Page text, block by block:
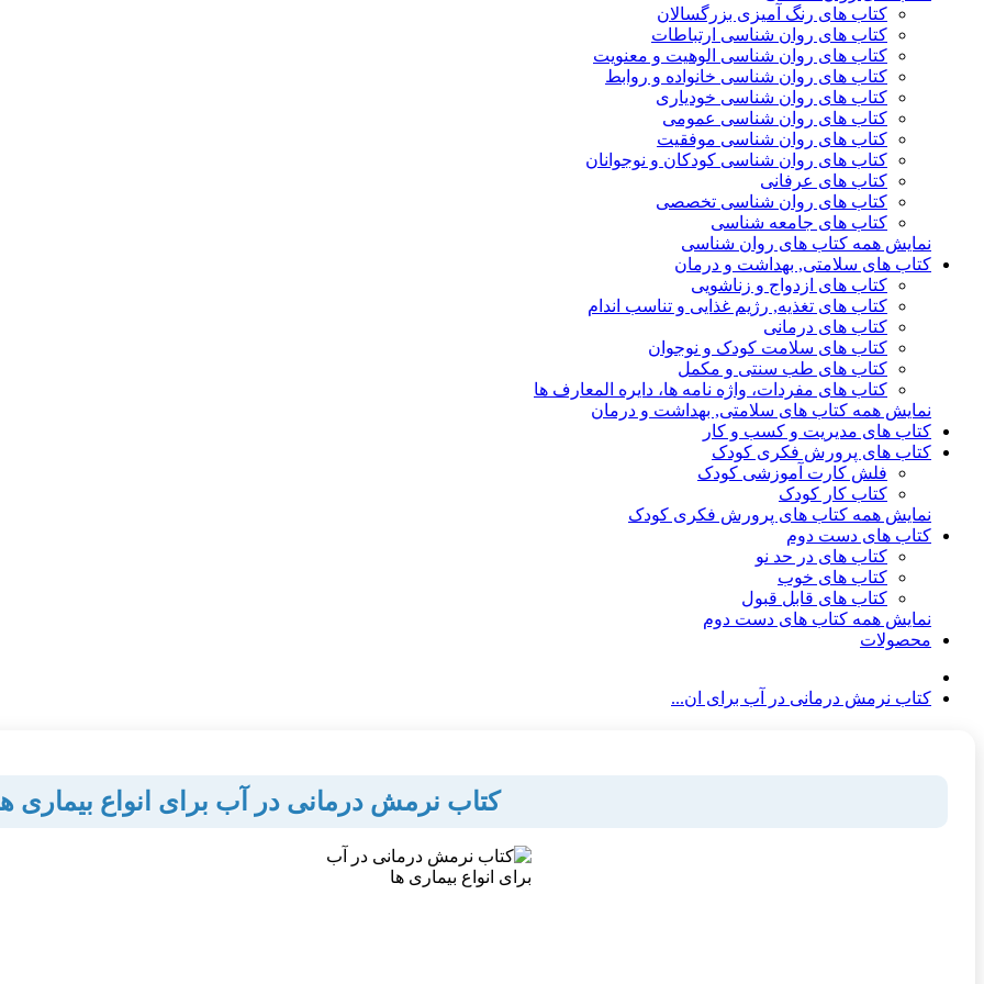
کتاب های رنگ آمیزی بزرگسالان
کتاب های روان شناسی ارتباطات
کتاب های روان شناسی الوهیت و معنویت
کتاب های روان شناسی خانواده و روابط
کتاب های روان شناسی خودیاری
کتاب های روان شناسی عمومی
کتاب های روان شناسی موفقیت
کتاب های روان شناسی کودکان و نوجوانان
کتاب های عرفانی
کتاب های روان شناسی تخصصی
کتاب های جامعه شناسی
نمایش همه کتاب های روان شناسی
کتاب های سلامتی, بهداشت و درمان
کتاب های ازدواج و زناشویی
کتاب های تغذیه, رژیم غذایی و تناسب اندام
کتاب های درمانی
کتاب های سلامت کودک و نوجوان
کتاب های طب سنتی و مکمل
کتاب های مفردات، واژه نامه ها، دایره المعارف ها
نمایش همه کتاب های سلامتی, بهداشت و درمان
کتاب های مدیریت و کسب و کار
کتاب های پرورش فکری کودک
فلش کارت آموزشی کودک
کتاب کار کودک
نمایش همه کتاب های پرورش فکری کودک
کتاب های دست دوم
کتاب های در حد نو
کتاب های خوب
کتاب های قابل قبول
نمایش همه کتاب های دست دوم
محصولات
کتاب نرمش درمانی در آب برای ان...
کتاب نرمش درمانی در آب برای انواع بیماری